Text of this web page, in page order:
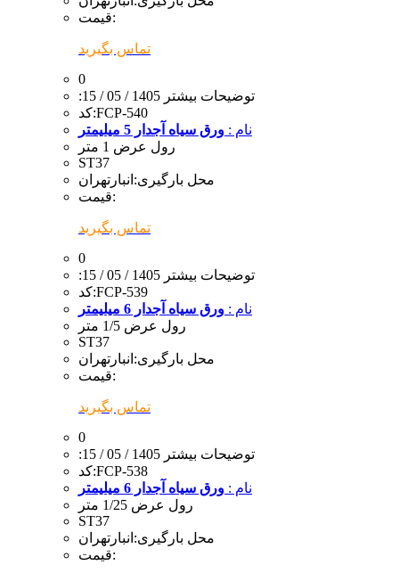
قیمت:
تماس بگیرید
0
:توضیحات بیشتر
کد:FCP-540
نام : ورق سیاه آجدار 5 میلیمتر
رول عرض 1 متر
ST37
محل بارگیری: انبارتهران
قیمت:
تماس بگیرید
0
:توضیحات بیشتر
کد:FCP-539
نام : ورق سیاه آجدار 6 میلیمتر
رول عرض 1/5 متر
ST37
محل بارگیری: انبارتهران
قیمت:
تماس بگیرید
0
:توضیحات بیشتر
کد:FCP-538
نام : ورق سیاه آجدار 6 میلیمتر
رول عرض 1/25 متر
ST37
محل بارگیری: انبارتهران
قیمت: